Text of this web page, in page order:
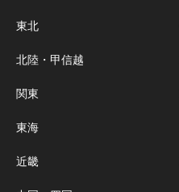
東北
北陸・甲信越
関東
東海
近畿